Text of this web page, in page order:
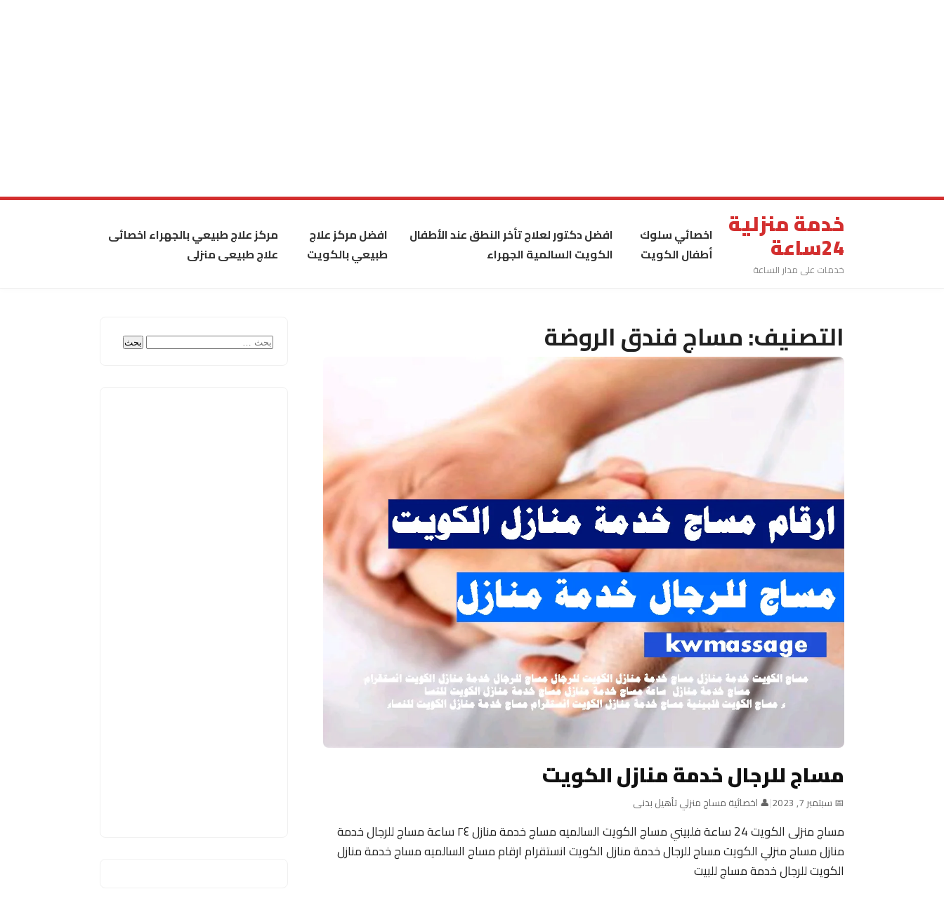
خدمة منزلية
24ساعة
خدمات على مدار الساعة
اخصائي سلوك
أطفال الكويت
افضل دكتور لعلاج تأخر النطق عند الأطفال
الكويت السالمية الجهراء
افضل مركز علاج
طبيعي بالكويت
مركز علاج طبيعي بالجهراء اخصائى
علاج طبيعى منزلى
التصنيف:مساج فندق الروضة
مساج للرجال خدمة منازل الكويت
📅 سبتمبر 7, 2023 |👤 اخصائية مساج منزلي تأهيل بدنى
مساج منزلى الكويت 24 ساعة فلبيني مساج الكويت السالميه مساج خدمة منازل ٢٤ ساعة مساج للرجال خدمة
منازل مساج منزلي الكويت مساج للرجال خدمة منازل الكويت انستقرام ارقام مساج السالميه مساج خدمة منازل
الكويت للرجال خدمة مساج للبيت
البحث